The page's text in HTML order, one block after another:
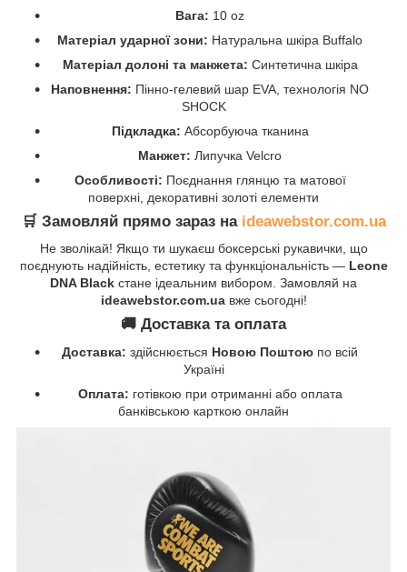
Вага: 10 oz
Матеріал ударної зони: Натуральна шкіра Buffalo
Матеріал долоні та манжета: Синтетична шкіра
Наповнення: Пінно-гелевий шар EVA, технологія NO
SHOCK
Підкладка: Абсорбуюча тканина
Манжет: Липучка Velcro
Особливості: Поєднання глянцю та матової
поверхні, декоративні золоті елементи
🛒 Замовляй прямо зараз на ideawebstor.com.ua
Не зволікай! Якщо ти шукаєш боксерські рукавички, що
поєднують надійність, естетику та функціональність — Leone
DNA Black стане ідеальним вибором. Замовляй на
ideawebstor.com.uaвже сьогодні!
🚚 Доставка та оплата
Доставка: здійснюється Новою Поштою по всій
Україні
Оплата: готівкою при отриманні або оплата
банківською карткою онлайн